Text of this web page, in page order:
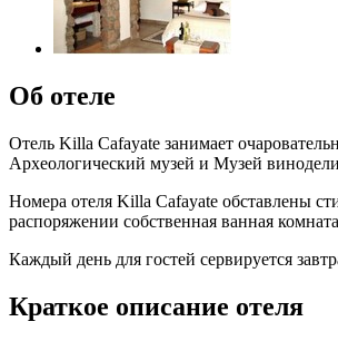
Об отеле
Отель Killa Cafayate занимает
Археологический музей и Музей
Номера отеля Killa Cafayate обставлены
распоряжении собственная ванная
Каждый день для гостей сервируется
Краткое описание отеля